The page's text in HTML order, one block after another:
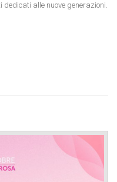
dedicati alle nuove generazioni.